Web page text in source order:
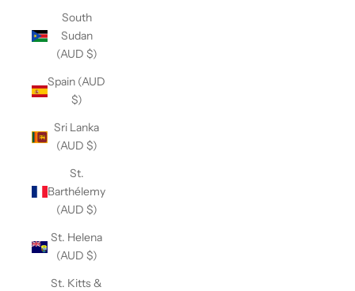
South
Sudan
(AUD $)
Spain (AUD
$)
Sri Lanka
(AUD $)
St.
Barthélemy
(AUD $)
St. Helena
(AUD $)
St. Kitts &